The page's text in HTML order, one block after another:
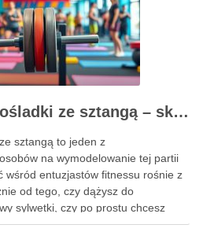
Ćwiczenia na pośladki ze sztangą – skuteczne metody i techniki treningowe
sztangą to jeden z
na wymodelowanie tej partii
wśród entuzjastów fitnessu rośnie z
od tego, czy dążysz do
sylwetki, czy po prostu chcesz
ciele, odpowiednio dobrane